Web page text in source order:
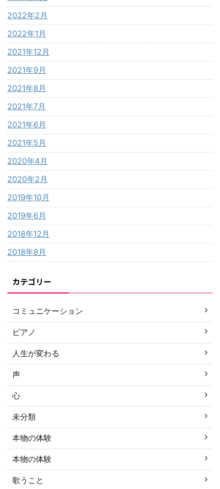
2022年2月
2022年1月
2021年12月
2021年9月
2021年8月
2021年7月
2021年6月
2021年5月
2020年4月
2020年2月
2019年10月
2019年6月
2018年12月
2018年8月
カテゴリー
コミュニケーション
ピアノ
人生が変わる
声
心
未分類
本物の体験
本物の体験
歌うこと